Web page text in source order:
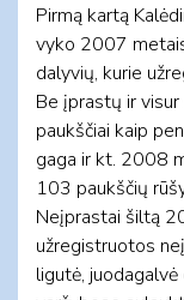
Pirmą kartą
vyko 2007
dalyvių, kurie
Be įprastų ir
paukščiai kaip
gaga ir kt. 2008
103 paukščių
Neįprastai šiltą
užregistruotos
ligutė,